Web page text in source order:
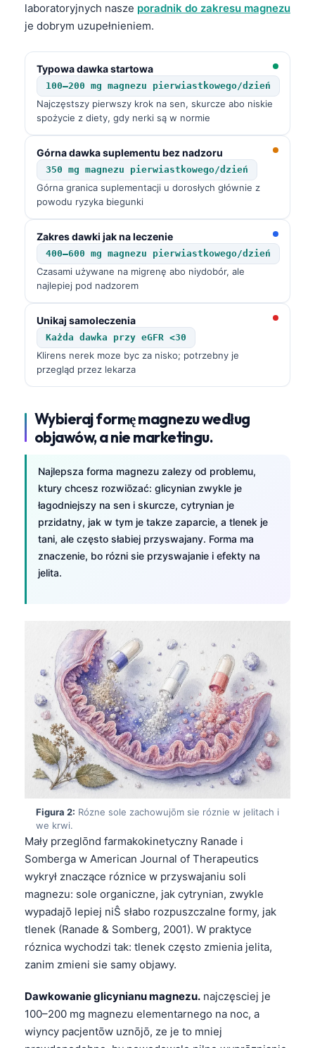
laboratoryjnych nasze poradnik do zakresu magnezu
je dobrym uzupełnieniem.
Typowa dawka startowa
100–200 mg magnezu pierwiastkowego/dzień
Najczęstszy pierwszy krok na sen, skurcze abo niskie
spożycie z diety, gdy nerki są w normie
Górna dawka suplementu bez nadzoru
350 mg magnezu pierwiastkowego/dzień
Górna granica suplementacji u dorosłych głównie z
powodu ryzyka biegunki
Zakres dawki jak na leczenie
400–600 mg magnezu pierwiastkowego/dzień
Czasami używane na migrenę abo niydobór, ale
najlepiej pod nadzorem
Unikaj samoleczenia
Każda dawka przy eGFR <30
Klirens nerek moze byc za nisko; potrzebny je
przegląd przez lekarza
Wybieraj formę magnezu według
objawów, a nie marketingu.
Najlepsza forma magnezu zalezy od problemu,
ktury chcesz rozwiōzać: glicynian zwykle je
łagodniejszy na sen i skurcze, cytrynian je
przidatny, jak w tym je takze zaparcie, a tlenek je
tani, ale często słabiej przyswajany. Forma ma
znaczenie, bo rózni sie przyswajanie i efekty na
jelita.
Figura 2: Rózne sole zachowujōm sie róznie w jelitach i
we krwi.
Mały przeglōnd farmakokinetyczny Ranade i
Somberga w American Journal of Therapeutics
wykrył znaczące róznice w przyswajaniu soli
magnezu: sole organiczne, jak cytrynian, zwykle
wypadajō lepiej niŜ słabo rozpuszczalne formy, jak
tlenek (Ranade & Somberg, 2001). W praktyce
róznica wychodzi tak: tlenek często zmienia jelita,
zanim zmieni sie samy objawy.
Dawkowanie glicynianu magnezu. najczęsciej je
100–200 mg magnezu elementarnego na noc, a
wiyncy pacjentōw uznōjō, ze je to mniej